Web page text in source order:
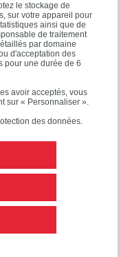
le stockage de
sur votre appareil pour
ainsi que de
de traitement
par domaine
d'acceptation des
pour une durée de 6
avoir acceptés, vous
sur « Personnaliser ».
des données.
du site